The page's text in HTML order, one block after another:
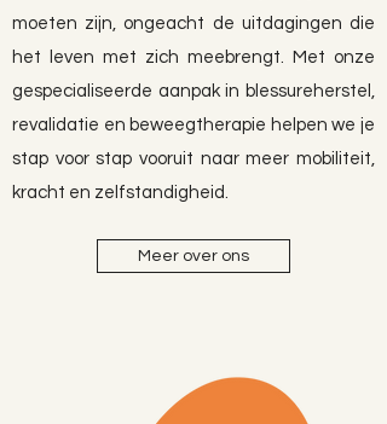
moeten zijn, ongeacht de uitdagingen die
het leven met zich meebrengt. Met onze
gespecialiseerde aanpak in blessureherstel,
revalidatie en beweegtherapie helpen we je
stap voor stap vooruit naar meer mobiliteit,
kracht en zelfstandigheid.
Meer over ons